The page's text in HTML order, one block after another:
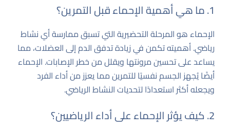
1. ما هي أهمية الإحماء قبل التمرين؟
الإحماء هو المرحلة التحضيرية التي تسبق ممارسة أي نشاط
رياضي. أهميته تكمن في زيادة تدفق الدم إلى العضلات، مما
يساعد على تحسين مرونتها ويقلل من خطر الإصابات. الإحماء
أيضًا يُجهز الجسم نفسيًا للتمرين مما يعزز من أداء الفرد
ويجعله أكثر استعدادًا لتحديات النشاط الرياضي.
2. كيف يؤثر الإحماء على أداء الرياضيين؟